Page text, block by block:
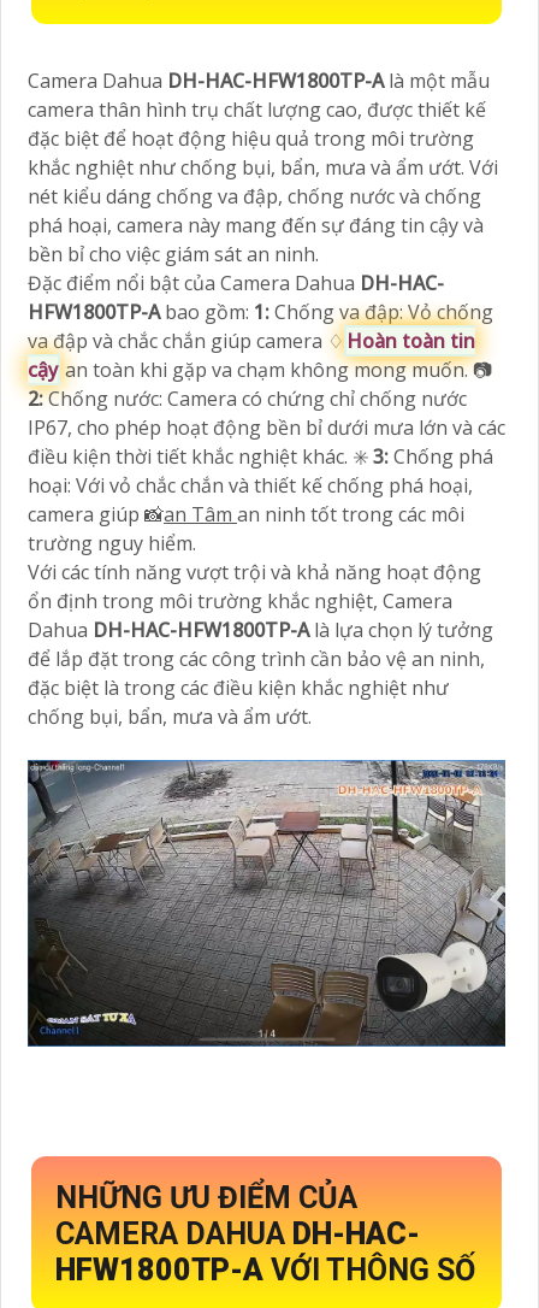
Camera Dahua DH-HAC-HFW1800TP-Alà một mẫu
camera thân hình trụ chất lượng cao, được thiết kế
đặc biệt để hoạt động hiệu quả trong môi trường
khắc nghiệt như chống bụi, bẩn, mưa và ẩm ướt. Với
nét kiểu dáng chống va đập, chống nước và chống
phá hoại, camera này mang đến sự đáng tin cậy và
bền bỉ cho việc giám sát an ninh.
Đặc điểm nổi bật của Camera Dahua DH-HAC-
HFW1800TP-Abao gồm: 1:Chống va đập: Vỏ chống
va đập và chắc chắn giúp camera ♢ Hoàn toàn tin
cậy an toàn khi gặp va chạm không mong muốn. 📷
2:Chống nước: Camera có chứng chỉ chống nước
IP67, cho phép hoạt động bền bỉ dưới mưa lớn và các
điều kiện thời tiết khắc nghiệt khác. ✳️3:Chống phá
hoại: Với vỏ chắc chắn và thiết kế chống phá hoại,
camera giúp 📸an Tâm an ninh tốt trong các môi
trường nguy hiểm.
Với các tính năng vượt trội và khả năng hoạt động
ổn định trong môi trường khắc nghiệt, Camera
Dahua DH-HAC-HFW1800TP-Alà lựa chọn lý tưởng
để lắp đặt trong các công trình cần bảo vệ an ninh,
đặc biệt là trong các điều kiện khắc nghiệt như
chống bụi, bẩn, mưa và ẩm ướt.
NHỮNG ƯU ĐIỂM CỦA
CAMERA DAHUA DH-HAC-
HFW1800TP-A VỚI THÔNG SỐ